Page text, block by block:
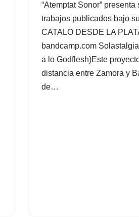
“Atemptat Sonor”
trabajos publicados bajo
CATALO DESDE LA
bandcamp.com
a lo Godflesh)Este
distancia entre Zamora y
de…